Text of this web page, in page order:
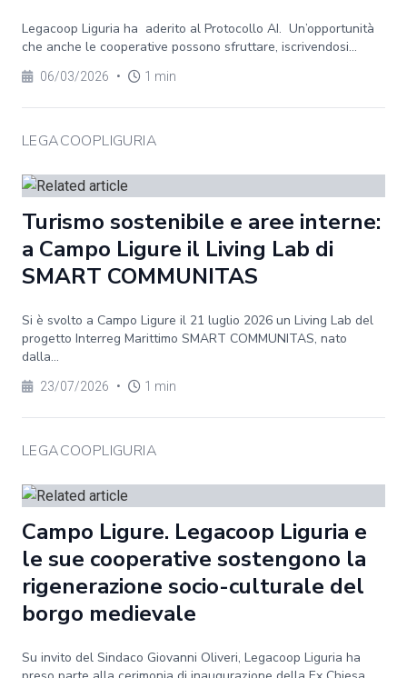
Legacoop Liguria ha aderito al Protocollo AI. Un’opportunità
che anche le cooperative possono sfruttare, iscrivendosi...
06/03/2026 • 1 min
LEGACOOPLIGURIA
Turismo sostenibile e aree interne:
a Campo Ligure il Living Lab di
SMART COMMUNITAS
Si è svolto a Campo Ligure il 21 luglio 2026 un Living Lab del
progetto Interreg Marittimo SMART COMMUNITAS, nato
dalla...
23/07/2026 • 1 min
LEGACOOPLIGURIA
Campo Ligure. Legacoop Liguria e
le sue cooperative sostengono la
rigenerazione socio-culturale del
borgo medievale
Su invito del Sindaco Giovanni Oliveri, Legacoop Liguria ha